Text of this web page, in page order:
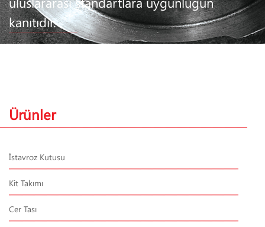
kanıtıdır.
Ürünler
İstavroz Kutusu
Kit Takımı
Cer Tası